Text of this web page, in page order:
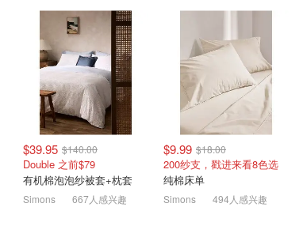
Royale Velour 加厚卫生纸
12大卷=24卷 日常囤货
$7.57$13.97
Owala 人气水杯 高颜值和
实用设计圈粉无数
7.5折起！透明吸管杯$25
$39.95 $140.00
Double 之前$79
有机棉泡泡纱被套+枕套
Simons 667人感兴趣
$9.99 $18.00
200纱支，戳进来看8色选
纯棉床单
Simons 494人感兴趣